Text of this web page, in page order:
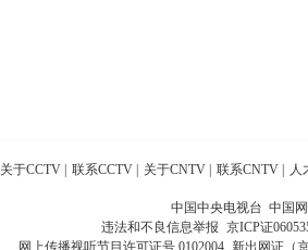
关于CCTV 联系CCTV 关于CNTV 联系CNTV 人
中国中央电视台 中国
违法和不良信息举报 京ICP证
网上传播视听节目许可证号 0102004 新出网证（